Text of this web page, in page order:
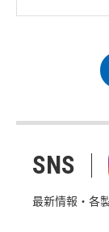
SNS
最新情報・各